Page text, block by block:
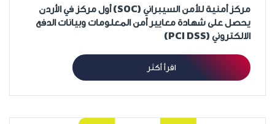
مركز أمنية للأمن السيبراني (SOC) أول مركز في الأردن
يحصل على شهادة معايير أمن المعلومات وبيانات الدفع
الالكتروني (PCI DSS)
اقرأ أكثر